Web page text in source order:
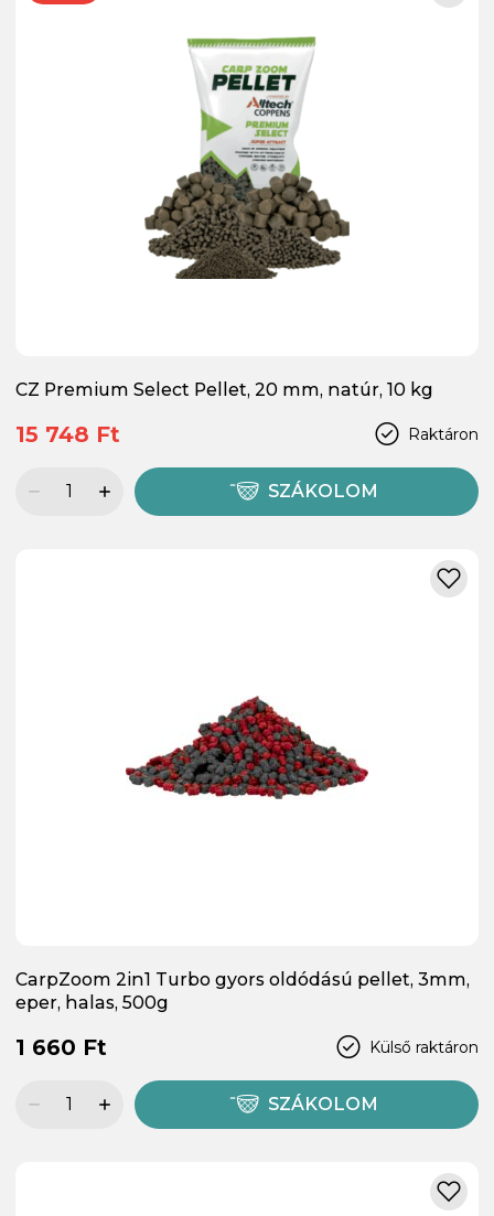
CZ Premium Select Pellet, 20 mm, natúr, 10 kg
Raktáron
15 748 Ft
SZÁKOLOM
CarpZoom 2in1 Turbo gyors oldódású pellet, 3mm,
eper, halas, 500g
Külső raktáron
1 660 Ft
SZÁKOLOM